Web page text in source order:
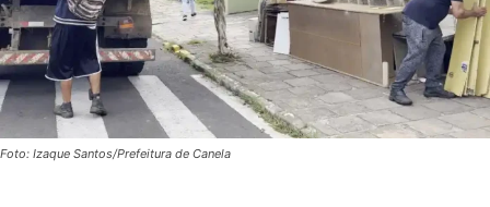
Foto: Izaque Santos/Prefeitura de Canela